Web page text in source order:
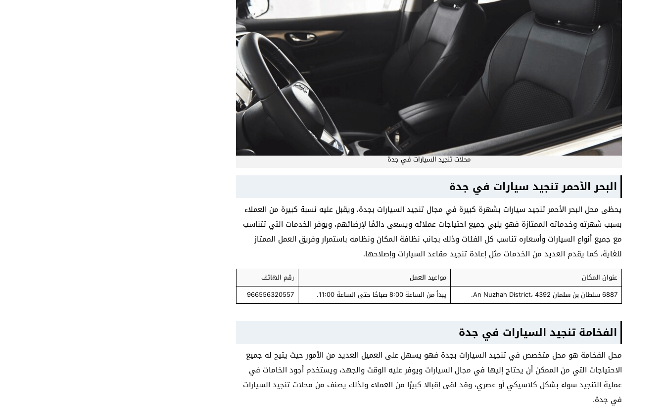
محلات تنجيد السيارات في جدة
البحر الأحمر تنجيد سيارات في جدة
يحظى محل البحر الأحمر تنجيد سيارات بشهرة كبيرة في مجال تنجيد السيارات بجدة، ويقبل عليه نسبة كبيرة من العملاء
بسبب شهرته وخدماته الممتازة فهو يلبي جميع احتياجات عملائه ويسعى دائمًا لإرضائهم، ويوفر الخدمات التي تتناسب
مع جميع أنواع السيارات وأسعاره تناسب كل الفئات وذلك بجانب نظافة المكان ونظامه باستمرار وفريق العمل الممتاز
للغاية، كما يقدم العديد من الخدمات مثل إعادة تنجيد مقاعد السيارات وإصلاحها.
عنوان المكان مواعيد العمل
رقم الهاتف
6887 سلطان بن سلمان An Nuzhah District، 4392.
يبدأ من الساعة 8:00 صباحًا حتى الساعة 11:00. 966556320557
الفخامة تنجيد السيارات في جدة
محل الفخامة هو محل متخصص في تنجيد السيارات بجدة فهو يسهل على العميل العديد من الأمور حيث يتيح له جميع
الاحتياجات التي من الممكن أن يحتاج إليها في مجال السيارات ويوفر عليه الوقت والجهد، ويستخدم أجود الخامات في
عملية التنجيد سواء بشكل كلاسيكي أو عصري، وقد لقى إقبالا كبيرًا من العملاء ولذلك يصنف من محلات تنجيد السيارات
في جدة.